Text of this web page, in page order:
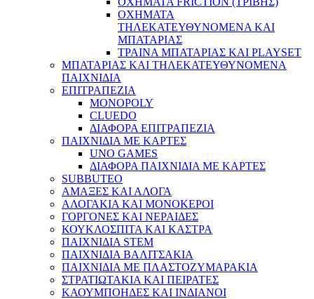
ΟΧΗΜΑΤΑ
ΤΗΛΕΚΑΤΕΥΘΥΝΟΜΕΝΑ ΚΑΙ
ΜΠΑΤΑΡΙΑΣ
ΤΡΑΙΝΑ ΜΠΑΤΑΡΙΑΣ ΚΑΙ PLAYSET
ΜΠΑΤΑΡΙΑΣ ΚΑΙ ΤΗΛΕΚΑΤΕΥΘΥΝΟΜΕΝΑ
ΠΑΙΧΝΙΔΙΑ
ΕΠΙΤΡΑΠΕΖΙΑ
MONOPOLY
CLUEDO
ΔΙΑΦΟΡΑ ΕΠΙΤΡΑΠΕΖΙΑ
ΠΑΙΧΝΙΔΙΑ ΜΕ ΚΑΡΤΕΣ
UNO GAMES
ΔΙΑΦΟΡΑ ΠΑΙΧΝΙΔΙΑ ΜΕ ΚΑΡΤΕΣ
SUBBUTEO
ΑΜΑΞΕΣ ΚΑΙ ΑΛΟΓΑ
ΑΛΟΓΑΚΙΑ ΚΑΙ ΜΟΝΟΚΕΡΟΙ
ΓΟΡΓΟΝΕΣ ΚΑΙ ΝΕΡΑΙΔΕΣ
ΚΟΥΚΛΟΣΠΙΤΑ ΚΑΙ ΚΑΣΤΡΑ
ΠΑΙΧΝΙΔΙΑ STEM
ΠΑΙΧΝΙΔΙΑ ΒΑΛΙΤΣΑΚΙΑ
ΠΑΙΧΝΙΔΙΑ ΜΕ ΠΛΑΣΤΟΖΥΜΑΡΑΚΙΑ
ΣΤΡΑΤΙΩΤΑΚΙΑ ΚΑΙ ΠΕΙΡΑΤΕΣ
ΚΑΟΥΜΠΟΗΔΕΣ ΚΑΙ ΙΝΔΙΑΝΟΙ